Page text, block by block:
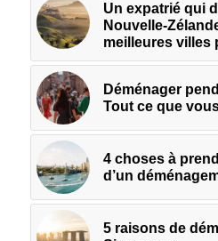
Un expatrié qui
Nouvelle-
meilleures villes
Déménager
Tout ce que
4 choses à
d’un
5 raisons de